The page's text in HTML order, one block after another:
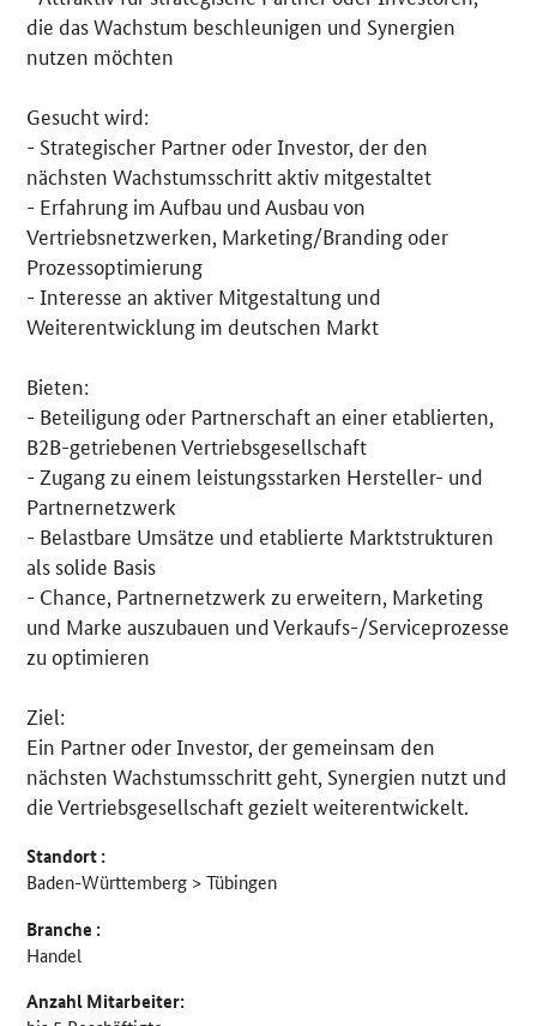
die das Wachstum beschleunigen und Synergien
nutzen möchten
Gesucht wird:
- Strategischer Partner oder Investor, der den
nächsten Wachstumsschritt aktiv mitgestaltet
- Erfahrung im Aufbau und Ausbau von
Vertriebsnetzwerken, Marketing/Branding oder
Prozessoptimierung
- Interesse an aktiver Mitgestaltung und
Weiterentwicklung im deutschen Markt
Bieten:
- Beteiligung oder Partnerschaft an einer etablierten,
B2B-getriebenen Vertriebsgesellschaft
- Zugang zu einem leistungsstarken Hersteller- und
Partnernetzwerk
- Belastbare Umsätze und etablierte Marktstrukturen
als solide Basis
- Chance, Partnernetzwerk zu erweitern, Marketing
und Marke auszubauen und Verkaufs-/Serviceprozesse
zu optimieren
Ziel:
Ein Partner oder Investor, der gemeinsam den
nächsten Wachstumsschritt geht, Synergien nutzt und
die Vertriebsgesellschaft gezielt weiterentwickelt.
Standort :
Baden-Württemberg > Tübingen
Branche :
Handel
Anzahl Mitarbeiter: